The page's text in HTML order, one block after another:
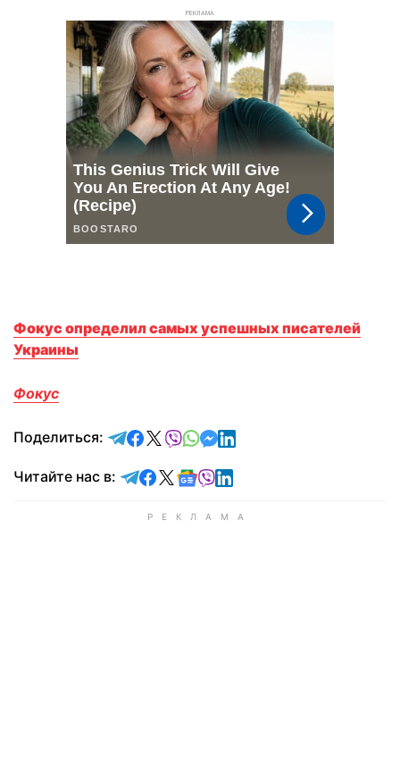
РЕКЛАМА
Фокус определил самых успешных писателей
Украины
Фокус
Поделиться: отправить в Telegram
поделиться в Facebook
поделиться в X
отправить в Viber
отправить в Whatsapp
отправить в Messenger
отправить в LinkedIn
Читайте нас в: Читайте в Telegram
Читайте в Facebook
Читайте в X
Читайте в Google news
Читайте в Viber
Читайте в LinkedIn